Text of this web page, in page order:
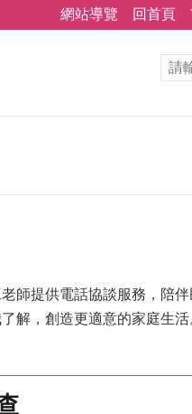
網站導覽 回首頁
師提供電話協談服務，陪
解，創造更適意的家庭生活